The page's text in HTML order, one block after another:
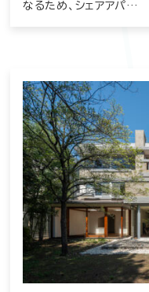
なるため、シェアアパ…